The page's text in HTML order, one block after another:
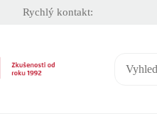
Rychlý kontakt: